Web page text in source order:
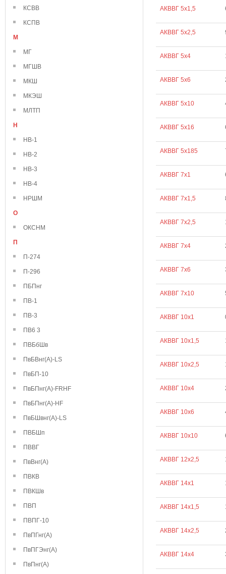
КСВВ
КСПВ
М
МГ
МГШВ
МКШ
МКЭШ
МЛТП
Н
НВ-1
НВ-2
НВ-3
НВ-4
НРШМ
О
ОКСНМ
П
П-274
П-296
ПБПнг
ПВ-1
ПВ-3
ПВ6 3
ПВБбШв
ПвБВнг(А)-LS
ПвБП-10
ПвБПнг(А)-FRHF
ПвБПнг(А)-HF
ПвБШвнг(А)-LS
ПВБШп
ПВВГ
ПвВнг(А)
ПВКВ
ПВКШв
ПВП
ПВПГ-10
ПвПГнг(А)
ПвПГЭнг(А)
ПвПнг(А)
АКВВГ 5х1,5
АКВВГ 5х2,5
АКВВГ 5х4
АКВВГ 5х6
АКВВГ 5х10
АКВВГ 5х16
АКВВГ 5х185
АКВВГ 7х1
АКВВГ 7х1,5
АКВВГ 7х2,5
АКВВГ 7х4
АКВВГ 7х6
АКВВГ 7х10
АКВВГ 10х1
АКВВГ 10х1,5
АКВВГ 10х2,5
АКВВГ 10х4
АКВВГ 10х6
АКВВГ 10х10
АКВВГ 12х2,5
АКВВГ 14х1
АКВВГ 14х1,5
АКВВГ 14х2,5
АКВВГ 14х4